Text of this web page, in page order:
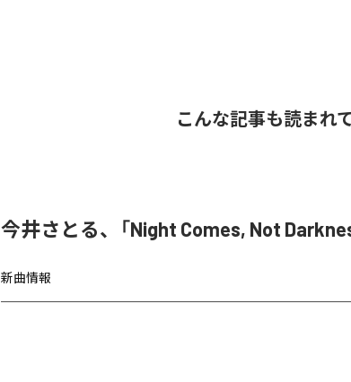
こんな記事も読まれ
今井さとる、「Night Comes, Not
新曲情報